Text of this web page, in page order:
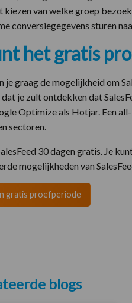
kiezen van welke groep
conversiegegevens sturen
het gratis
je graag de mogelijkheid om
je zult ontdekken dat
Optimize als Hotjar. Een
sectoren.
30 dagen gratis. Je
mogelijkheden van
gratis proefperiode
blogs